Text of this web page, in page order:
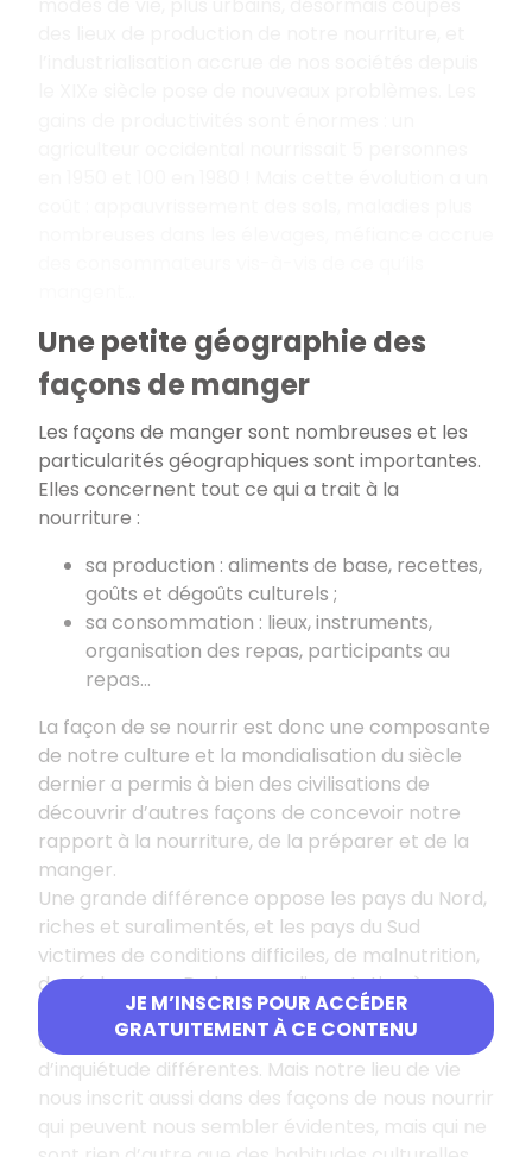
JE M’INSCRIS POUR ACCÉDER
GRATUITEMENT À CE CONTENU
Une petite géographie des
façons de manger
Les façons de manger sont nombreuses et les
particularités géographiques sont importantes.
Elles concernent tout ce qui a trait à la
nourriture :
sa production : aliments de base, recettes,
goûts et dégoûts culturels ;
sa consommation : lieux, instruments,
organisation des repas, participants au
repas…
La façon de se nourrir est donc une composante
de notre culture et la mondialisation du siècle
dernier a permis à bien des civilisations de
découvrir d’autres façons de concevoir notre
rapport à la nourriture, de la préparer et de la
manger.
Une grande différence oppose les pays du Nord,
riches et suralimentés, et les pays du Sud
victimes de conditions difficiles, de malnutrition,
de sécheresse. De la sous-alimentation à
l’obésité, les différences de nourriture apportent
à chaque aire géographique des sources
d’inquiétude différentes. Mais notre lieu de vie
nous inscrit aussi dans des façons de nous nourrir
qui peuvent nous sembler évidentes, mais qui ne